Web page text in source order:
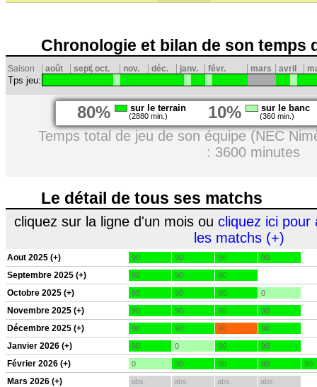
Chronologie et bilan de son temps
Saison août sept.oct. nov. déc. janv. févr. mars avril
Tps jeu:
80% sur le terrain
(2880 min.) 10% sur le banc
(360 min.)
Temps total de jeu de son équipe (NEC
: 3600 minutes
Le détail de tous ses matchs
cliquez sur la ligne d'un mois ou cliquez ici pour
les matchs (+)
Aout 2025 (+) 90 90 90 90
Septembre 2025 (+) 90 90 90
Octobre 2025 (+) 90 90 90 0
Novembre 2025 (+) 90 90 90 90
Décembre 2025 (+) 90 90 90 90
Janvier 2026 (+) 90 0 90 90
Février 2026 (+) 0 90 90 90 90
Mars 2026 (+) abs. abs. abs. abs.